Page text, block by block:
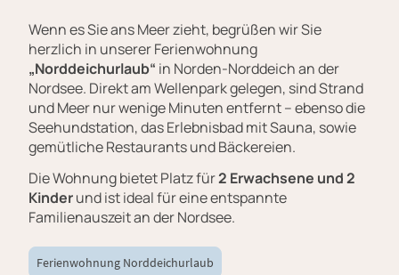
Wenn es Sie ans Meer zieht, begrüßen wir Sie
herzlich in unserer Ferienwohnung
„Norddeichurlaub“ in Norden-Norddeich an der
Nordsee. Direkt am Wellenpark gelegen, sind Strand
und Meer nur wenige Minuten entfernt – ebenso die
Seehundstation, das Erlebnisbad mit Sauna, sowie
gemütliche Restaurants und Bäckereien.
Die Wohnung bietet Platz für2 Erwachsene und 2
Kinderund ist ideal für eine entspannte
Familienauszeit an der Nordsee.
Ferienwohnung Norddeichurlaub